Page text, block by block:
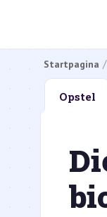
Startpagina
Opstel